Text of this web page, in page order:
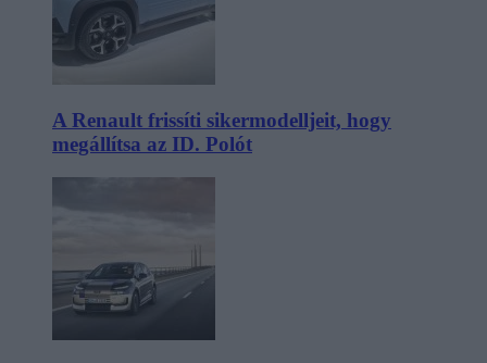
A Renault frissíti sikermodelljeit, hogy
megállítsa az ID. Polót